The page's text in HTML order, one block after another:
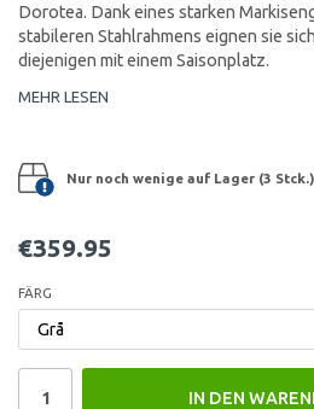
Dorotea. Dank eines starken
stabileren Stahlrahmens eignen sie
diejenigen mit einem Saisonplatz.
MEHR LESEN
Nur noch wenige auf Lager (3 Stck.)
€359.95
FÄRG
IN DEN